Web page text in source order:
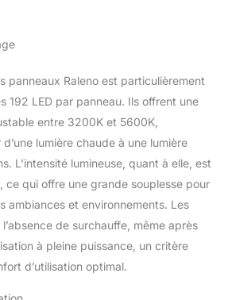
panneaux Raleno est particulièrement
192 LED par panneau. Ils offrent une
entre 3200K et 5600K,
lumière chaude à une lumière
L’intensité lumineuse, quant à elle, est
ce qui offre une grande souplesse pour
ambiances et environnements. Les
de surchauffe, même après
à pleine puissance, un critère
d’utilisation optimal.